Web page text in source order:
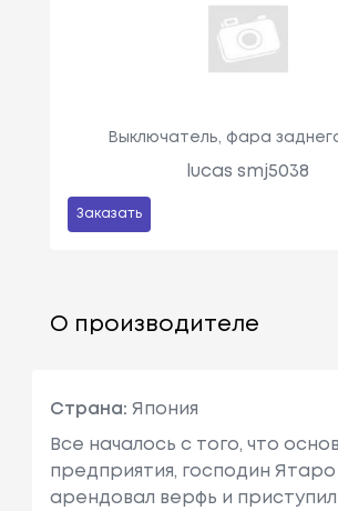
Выключатель, фара
lucas smj5038
Заказать
О производителе
Страна: Япония
Все началось с того, что
предприятия, господин Ятаро
арендовал верфь и приступил